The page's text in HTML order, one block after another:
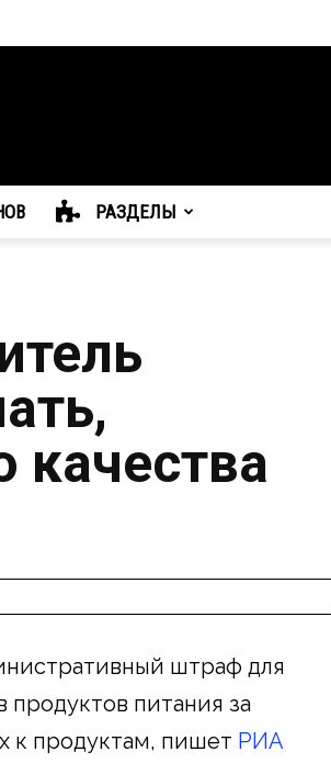
РАЗДЕЛЫ
качества
штраф для
питания за
к продуктам, пишет РИА